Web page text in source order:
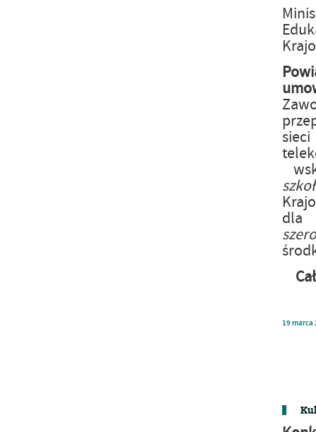
19 marca